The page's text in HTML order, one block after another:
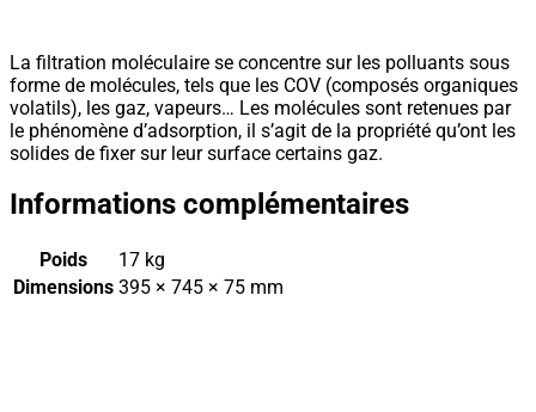
La filtration moléculaire se concentre sur les polluants sous
forme de molécules, tels que les COV (composés organiques
volatils), les gaz, vapeurs… Les molécules sont retenues par
le phénomène d’adsorption, il s’agit de la propriété qu’ont les
solides de fixer sur leur surface certains gaz.
Informations complémentaires
Poids
17 kg
Dimensions 395 × 745 × 75 mm